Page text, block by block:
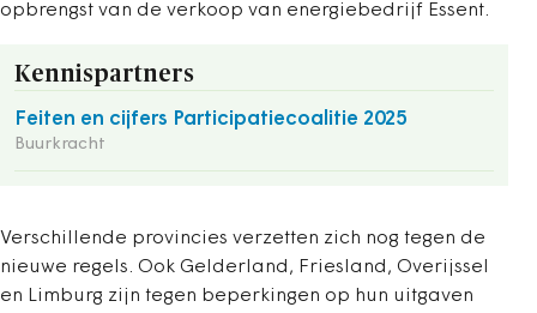
opbrengst van de verkoop van energiebedrijf Essent.
Kennispartners
Feiten en cijfers Participatiecoalitie 2025
Buurkracht
Verschillende provincies verzetten zich nog tegen de
nieuwe regels. Ook Gelderland, Friesland, Overijssel
en Limburg zijn tegen beperkingen op hun uitgaven